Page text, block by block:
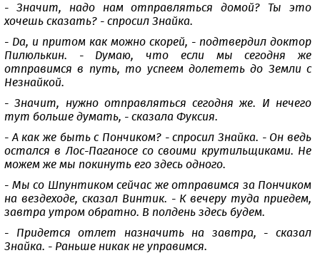
- Значит, надо нам отправляться домой? Ты это
хочешь сказать? - спросил Знайка.
- Да, и притом как можно скорей, - подтвердил доктор
Пилюлькин. - Думаю, что если мы сегодня же
отправимся в путь, то успеем долететь до Земли с
Незнайкой.
- Значит, нужно отправляться сегодня же. И нечего
тут больше думать, - сказала Фуксия.
- А как же быть с Пончиком? - спросил Знайка. - Он ведь
остался в Лос-Паганосе со своими крутильщиками. Не
можем же мы покинуть его здесь одного.
- Мы со Шпунтиком сейчас же отправимся за Пончиком
на вездеходе, сказал Винтик. - К вечеру туда приедем,
завтра утром обратно. В полдень здесь будем.
- Придется отлет назначить на завтра, - сказал
Знайка. - Раньше никак не управимся.